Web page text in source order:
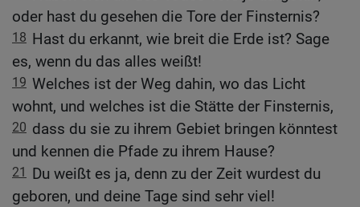
oder hast du gesehen die Tore der Finsternis?
18 Hast du erkannt, wie breit die Erde ist? Sage
es, wenn du das alles weißt!
19 Welches ist der Weg dahin, wo das Licht
wohnt, und welches ist die Stätte der Finsternis,
20 dass du sie zu ihrem Gebiet bringen könntest
und kennen die Pfade zu ihrem Hause?
21
Du weißt es ja, denn zu der Zeit wurdest du
geboren, und deine Tage sind sehr viel!